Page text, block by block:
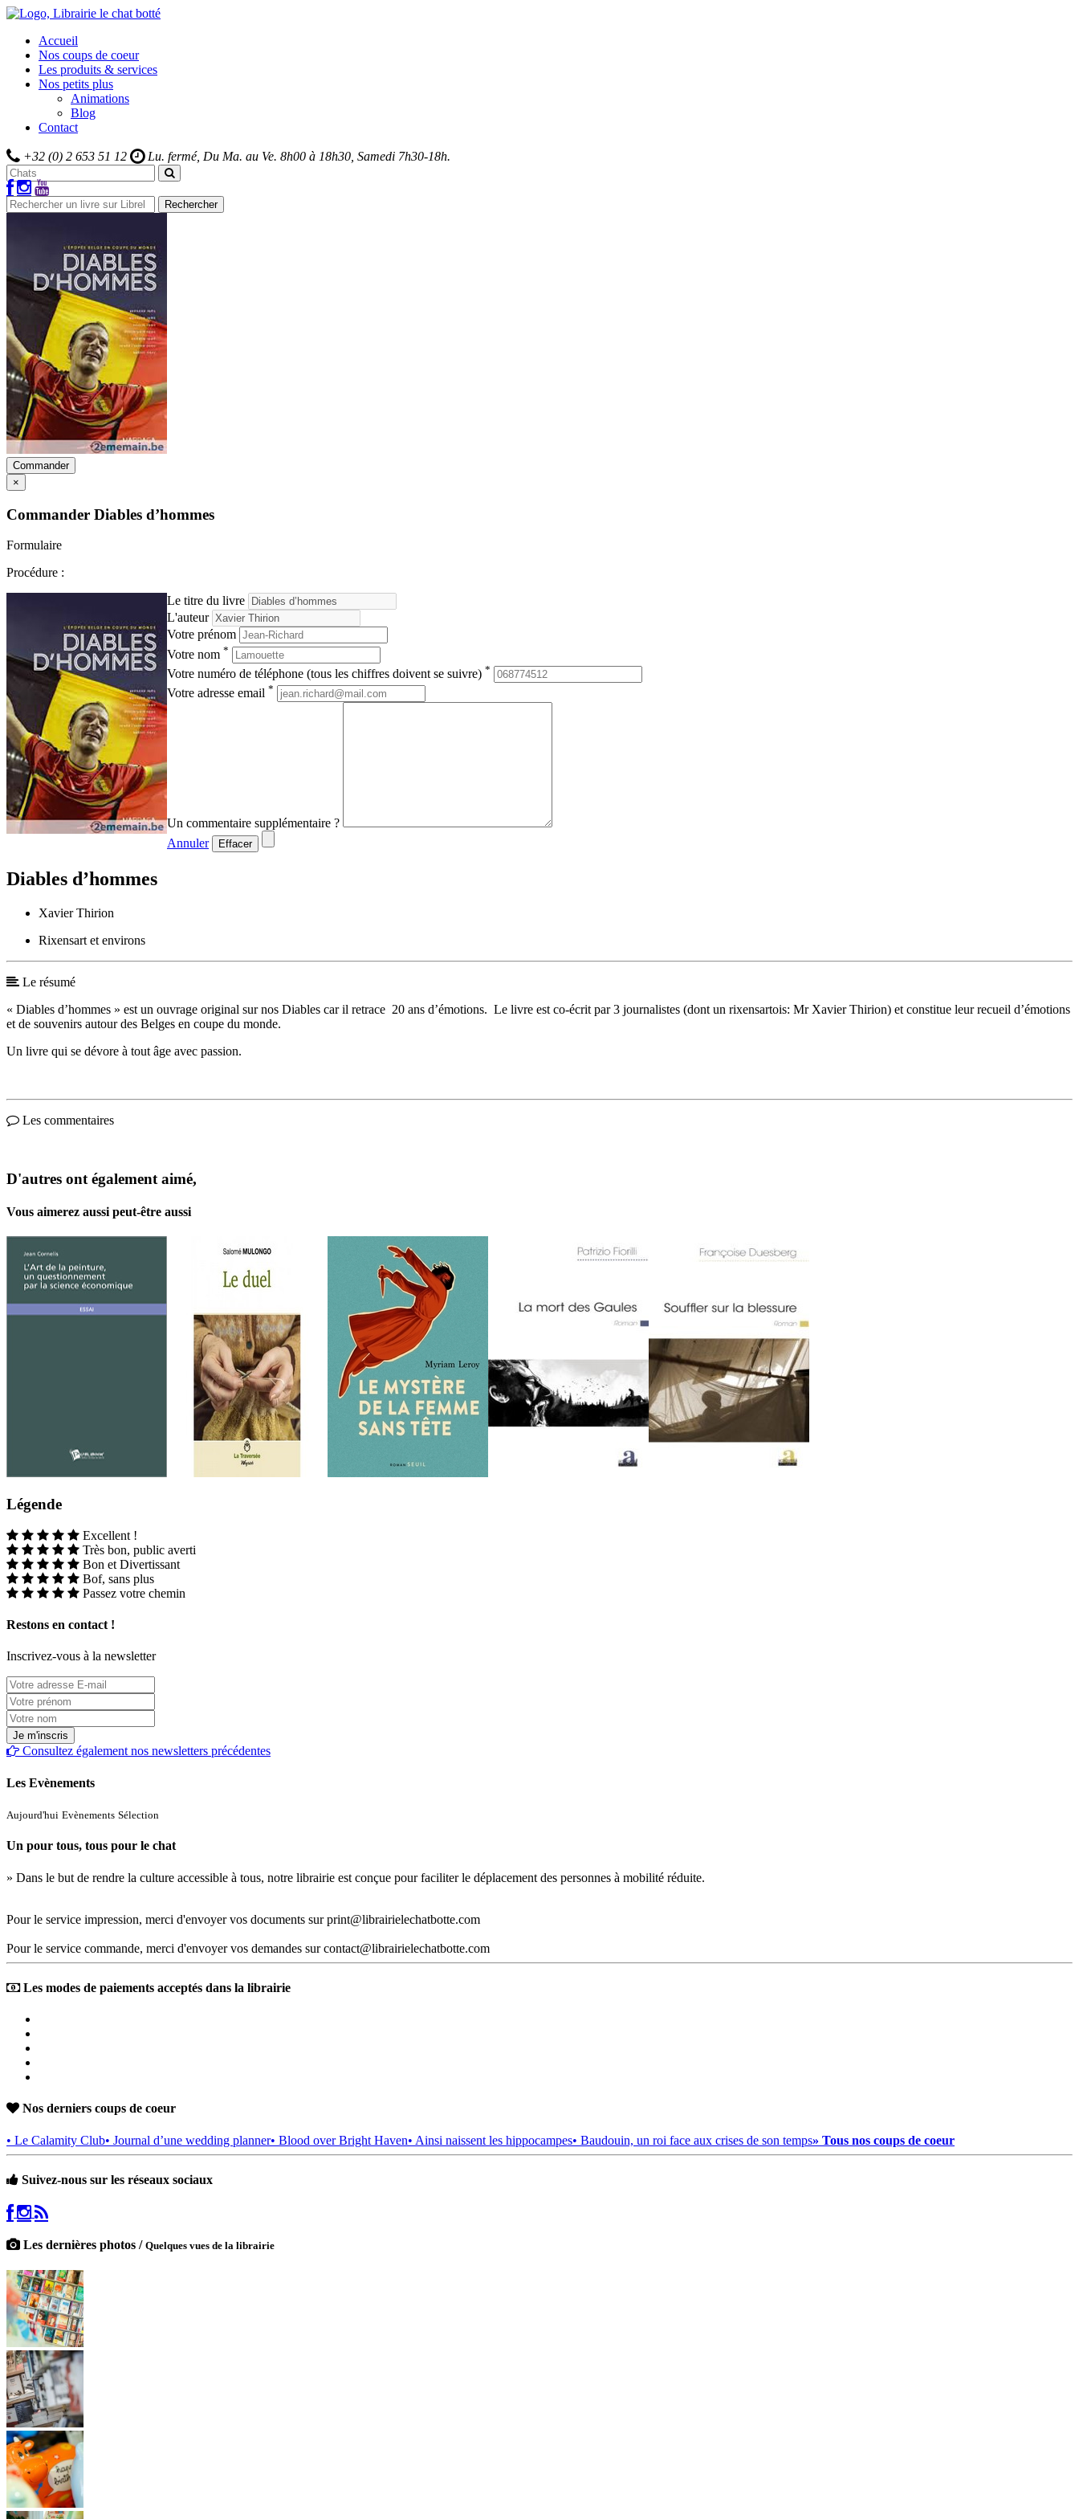
Accueil
Nos coups de coeur
Les produits & services
Nos petits plus
Animations
Blog
Contact
+32 (0) 2 653 51 12 Lu. fermé, Du Ma. au Ve. 8h00 à 18h30, Samedi 7h30-18h.
Rechercher
Commander
×
Commander Diables d’hommes
Formulaire
Procédure :
Le titre du livre
L'auteur
Votre prénom
Votre nom *
Votre numéro de téléphone (tous les chiffres doivent se suivre) *
Votre adresse email *
Un commentaire supplémentaire ?
Annuler
Effacer
Diables d’hommes
Xavier Thirion
Rixensart et environs
Le résumé
« Diables d’hommes » est un ouvrage original sur nos Diables car il retrace 20 ans d’émotions. Le livre est co-écrit par 3 journalistes (dont un rixensartois: Mr Xavier Thirion) et constitue leur recueil d’émotions
et de souvenirs autour des Belges en coupe du monde.
Un livre qui se dévore à tout âge avec passion.
Les commentaires
D'autres ont également aimé,
Vous aimerez aussi peut-être aussi
Légende
Excellent !
Très bon, public averti
Bon et Divertissant
Bof, sans plus
Passez votre chemin
Restons en contact !
Inscrivez-vous à la newsletter
Consultez également nos newsletters précédentes
Les Evènements
Aujourd'hui Evènements Sélection
Un pour tous, tous pour le chat
» Dans le but de rendre la culture accessible à tous, notre librairie est conçue pour faciliter le déplacement des personnes à mobilité réduite.
Pour le service impression, merci d'envoyer vos documents sur print@librairielechatbotte.com
Pour le service commande, merci d'envoyer vos demandes sur contact@librairielechatbotte.com
Les modes de paiements acceptés dans la librairie
Nos derniers coups de coeur
• Le Calamity Club• Journal d’une wedding planner• Blood over Bright Haven• Ainsi naissent les hippocampes• Baudouin, un roi face aux crises de son temps» Tous nos coups de coeur
Suivez-nous sur les réseaux sociaux
Les dernières photos / Quelques vues de la librairie